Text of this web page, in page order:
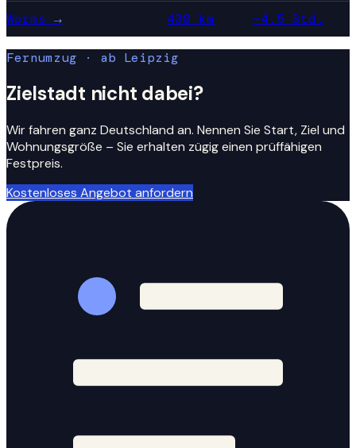
Worms → 430 km ~4.5 Std.
Fernumzug · ab Leipzig
Zielstadt nicht dabei?
Wir fahren ganz Deutschland an. Nennen Sie Start, Ziel und
Wohnungsgröße – Sie erhalten zügig einen prüffähigen
Festpreis.
Kostenloses Angebot anfordern